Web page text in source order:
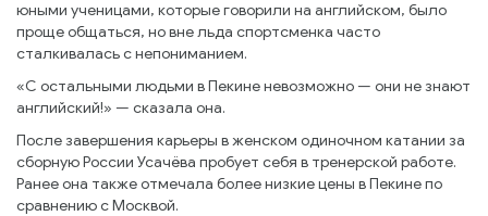
юными ученицами, которые говорили на английском, было
проще общаться, но вне льда спортсменка часто
сталкивалась с непониманием.
«С остальными людьми в Пекине невозможно — они не знают
английский!» — сказала она.
После завершения карьеры в женском одиночном катании за
сборную России Усачёва пробует себя в тренерской работе.
Ранее она также отмечала более низкие цены в Пекине по
сравнению с Москвой.